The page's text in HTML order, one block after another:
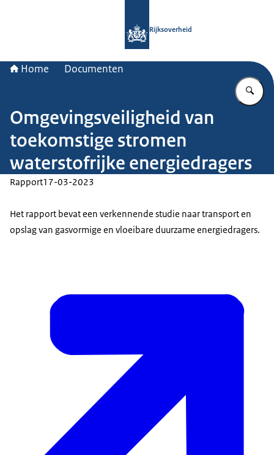
Rijksoverheid
Home Documenten
Omgevingsveiligheid van
toekomstige stromen
waterstofrijke energiedragers
Rapport17-03-2023
Het rapport bevat een verkennende studie naar transport en
opslag van gasvormige en vloeibare duurzame energiedragers.